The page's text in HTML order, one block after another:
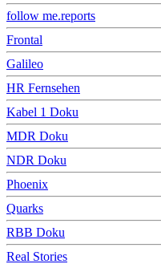
follow me.reports
Frontal
Galileo
HR Fernsehen
Kabel 1 Doku
MDR Doku
NDR Doku
Phoenix
Quarks
RBB Doku
Real Stories